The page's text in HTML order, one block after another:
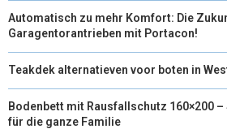
Automatisch zu mehr Komfort: Die
Garagentorantrieben mit Portacon!
Teakdek alternatieven voor boten in
Bodenbett mit Rausfallschutz 160×200
für die ganze Familie